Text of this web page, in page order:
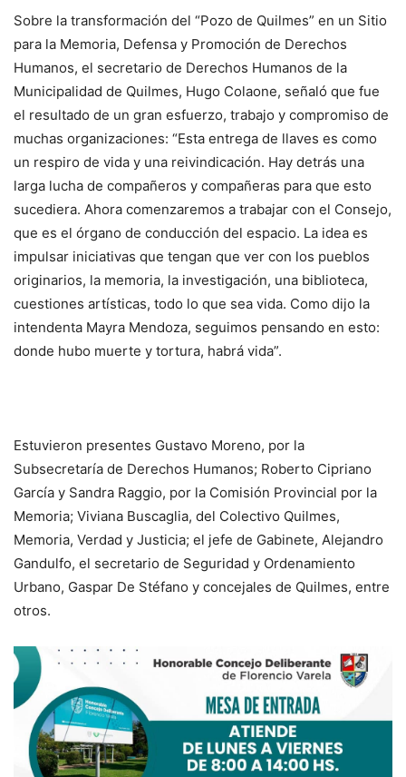
Sobre la transformación del “Pozo de Quilmes” en un Sitio
para la Memoria, Defensa y Promoción de Derechos
Humanos, el secretario de Derechos Humanos de la
Municipalidad de Quilmes, Hugo Colaone, señaló que fue
el resultado de un gran esfuerzo, trabajo y compromiso de
muchas organizaciones: “Esta entrega de llaves es como
un respiro de vida y una reivindicación. Hay detrás una
larga lucha de compañeros y compañeras para que esto
sucediera. Ahora comenzaremos a trabajar con el Consejo,
que es el órgano de conducción del espacio. La idea es
impulsar iniciativas que tengan que ver con los pueblos
originarios, la memoria, la investigación, una biblioteca,
cuestiones artísticas, todo lo que sea vida. Como dijo la
intendenta Mayra Mendoza, seguimos pensando en esto:
donde hubo muerte y tortura, habrá vida”.
Estuvieron presentes Gustavo Moreno, por la
Subsecretaría de Derechos Humanos; Roberto Cipriano
García y Sandra Raggio, por la Comisión Provincial por la
Memoria; Viviana Buscaglia, del Colectivo Quilmes,
Memoria, Verdad y Justicia; el jefe de Gabinete, Alejandro
Gandulfo, el secretario de Seguridad y Ordenamiento
Urbano, Gaspar De Stéfano y concejales de Quilmes, entre
otros.